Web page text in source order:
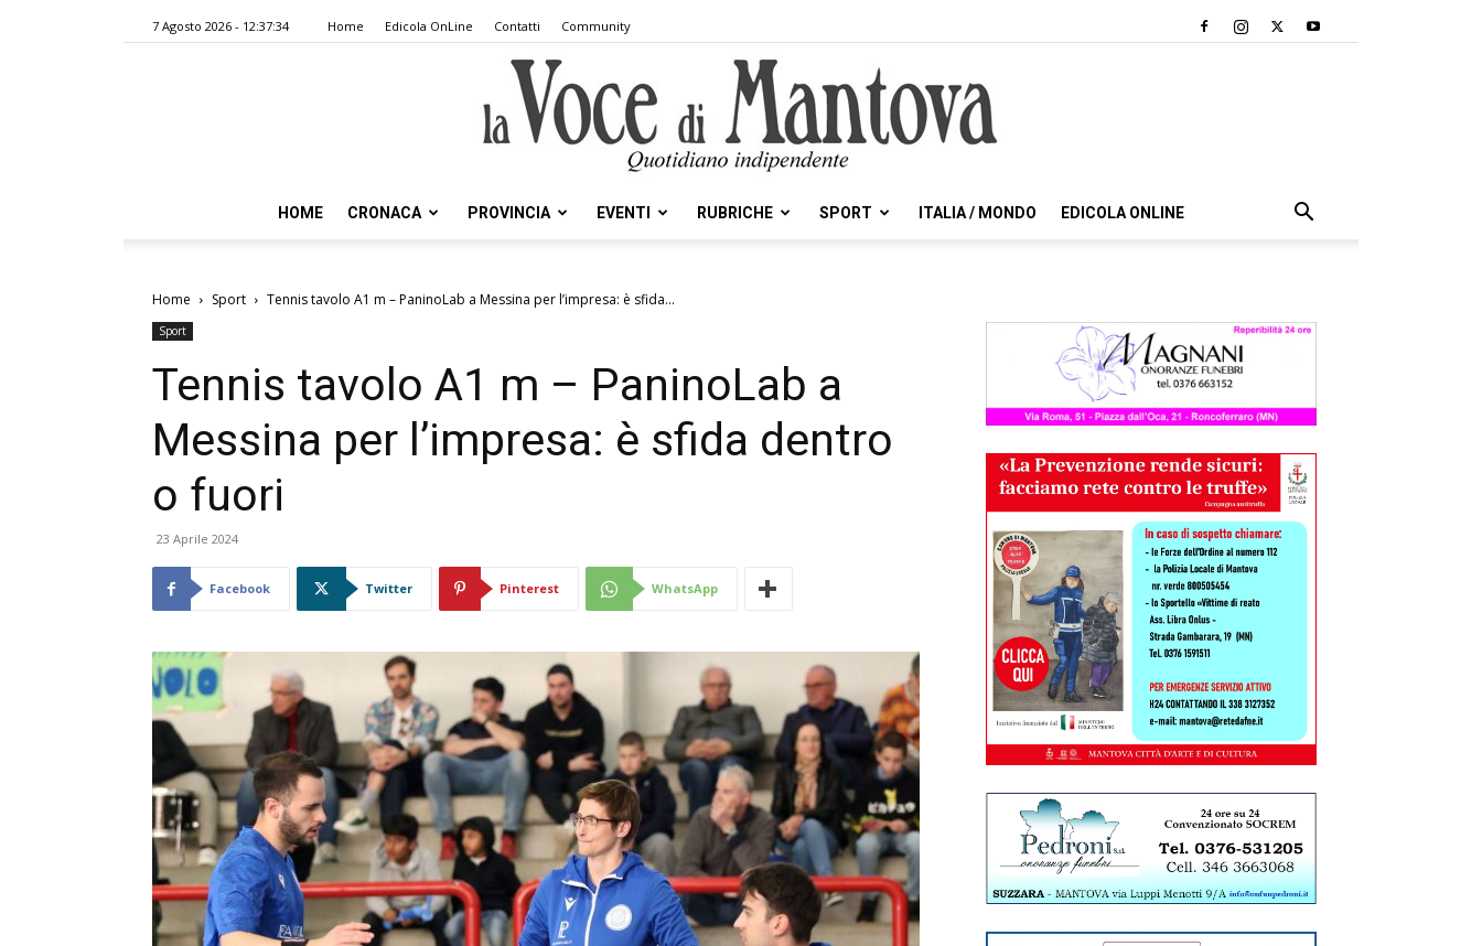
7 Agosto 2026 - 12:37:34 Home Edicola OnLine Contatti Community
Voce
HOME CRONACA PROVINCIA EVENTI RUBRICHE SPORT ITALIA / MONDO EDICOLA ONLINE
Home Sport Tennis tavolo A1 m – PaninoLab a Messina per l’impresa: è sfida...
Sport
Tennis tavolo A1 m – PaninoLab a
Messina per l’impresa: è sfida dentro
o fuori
23 Aprile 2024
Facebook Twitter Pinterest WhatsApp